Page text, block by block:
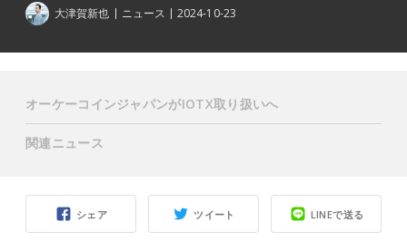
大津賀新也 ニュース 2024-10-23
シェア ツイート LINEで送る
オーケーコインジャパンがIOTX取り扱いへ
関連ニュース